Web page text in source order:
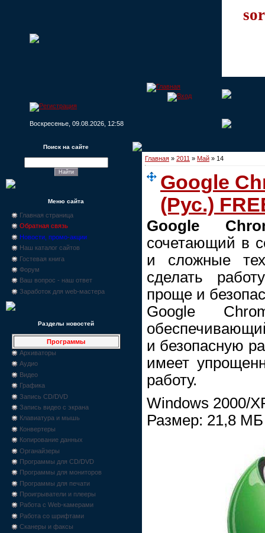
Воскресенье, 09.08.2026, 12:58
Поиск на сайте
Меню сайта
Главная страница
Обратная связь
Новости, промо-акции
Наш каталог сайтов
Гостевая книга
Форум
Ваш вопрос - наш ответ
Заработок для web-мастера
Разделы новостей
Программы
Архиваторы
Аудио
Видео
Графика
Запись CD/DVD
Запись видео с экрана
Клавиатура и мышь
Конвертеры
Копирование данных
Органайзеры
Программы для CD/DVD
Программы для мониторов
Программы для печати
Проигрыватели и плееры
Работа с Web-камерами
Работа со шрифтами
Сканеры и факсы
Главная » 2011 » Май » 14
Google
(Рус.)
Google
сочетающий в
и сложные
сделать
проще и
Google
и безопасную
имеет
работу.
Windows 2000/
Размер: 21,8 МБ